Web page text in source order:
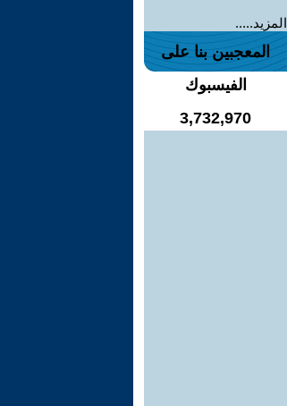
المزيد.....
المعجبين بنا على
الفيسبوك
3,732,970